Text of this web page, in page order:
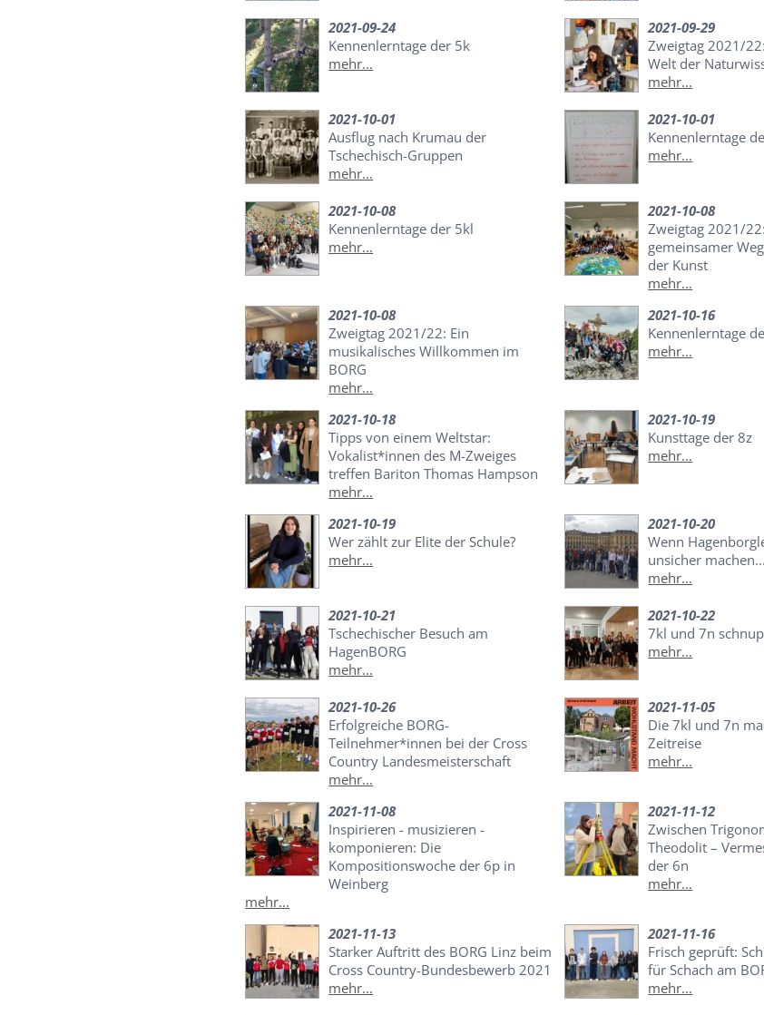
2021-09-24
Kennenlerntage der 5k
mehr...
2021-09-29
Zweigtag 2021/
Welt der
mehr...
2021-10-01
Ausflug nach Krumau der
Tschechisch-Gruppen
mehr...
2021-10-01
Kennenlerntage
mehr...
2021-10-08
Kennenlerntage der 5kl
mehr...
2021-10-08
Zweigtag 2021/
gemeinsamer
der Kunst
mehr...
2021-10-08
Zweigtag 2021/22: Ein
musikalisches Willkommen im
BORG
mehr...
2021-10-16
Kennenlerntage
mehr...
2021-10-18
Tipps von einem Weltstar:
Vokalist*innen des M-Zweiges
treffen Bariton Thomas Hampson
mehr...
2021-10-19
Kunsttage der 8z
mehr...
2021-10-19
Wer zählt zur Elite der Schule?
mehr...
2021-10-20
Wenn
unsicher machen...
mehr...
2021-10-21
Tschechischer Besuch am
HagenBORG
mehr...
2021-10-22
7kl und 7n
mehr...
2021-10-26
Erfolgreiche BORG-
Teilnehmer*innen bei der Cross
Country Landesmeisterschaft
mehr...
2021-11-05
Die 7kl und 7n
Zeitreise
mehr...
2021-11-08
Inspirieren - musizieren -
komponieren: Die
Kompositionswoche der 6p in
Weinberg
mehr...
2021-11-12
Zwischen
Theodolit –
der 6n
mehr...
2021-11-13
Starker Auftritt des BORG Linz beim
Cross Country-Bundesbewerb 2021
mehr...
2021-11-16
Frisch geprüft:
für Schach am
mehr...